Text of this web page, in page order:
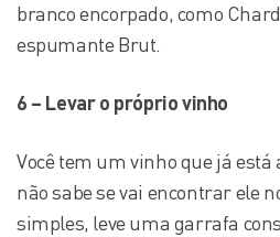
branco encorpado, como
espumante Brut.
6 – Levar o próprio vinho
Você tem um vinho que já está
não sabe se vai encontrar ele
simples, leve uma garrafa